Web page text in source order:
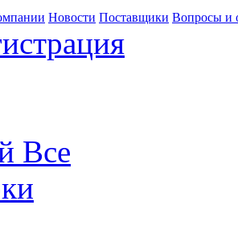
Новости Поставщики Вопросы и